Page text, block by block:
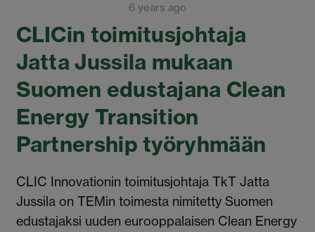
6 years ago
CLICin toimitusjohtaja
Jatta Jussila mukaan
Suomen edustajana Clean
Energy Transition
Partnership työryhmään
CLIC Innovationin toimitusjohtaja TkT Jatta
Jussila on TEMin toimesta nimitetty Suomen
edustajaksi uuden eurooppalaisen Clean Energy